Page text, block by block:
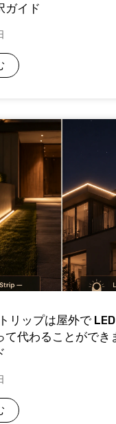
ガイド
リップは屋外で
て代わることができ